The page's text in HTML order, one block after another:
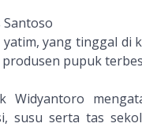
Santoso
yang tinggal di
pupuk
Widyantoro
susu serta tas